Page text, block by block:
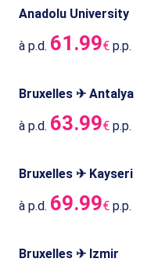
Anadolu University
à p.d. 61.99€ p.p.
Bruxelles ✈ Antalya
à p.d. 63.99€ p.p.
Bruxelles ✈ Kayseri
à p.d. 69.99€ p.p.
Bruxelles ✈ Izmir